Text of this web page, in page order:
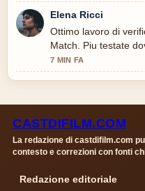
Elena Ricci
Ottimo lavoro di
Match. Piu testate
7 MIN FA
CASTDIFILM.COM
La redazione di castdifilm.com
contesto e correzioni con fonti
Redazione editoriale